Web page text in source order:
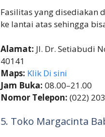
Fasilitas yang disediakan
ke lantai atas sehingga
Alamat: Jl. Dr. Setiabudi
40141
Maps: Klik Di sini
Jam Buka: 08.00–21.00
Nomor Telepon: (022)
5. Toko Margacinta